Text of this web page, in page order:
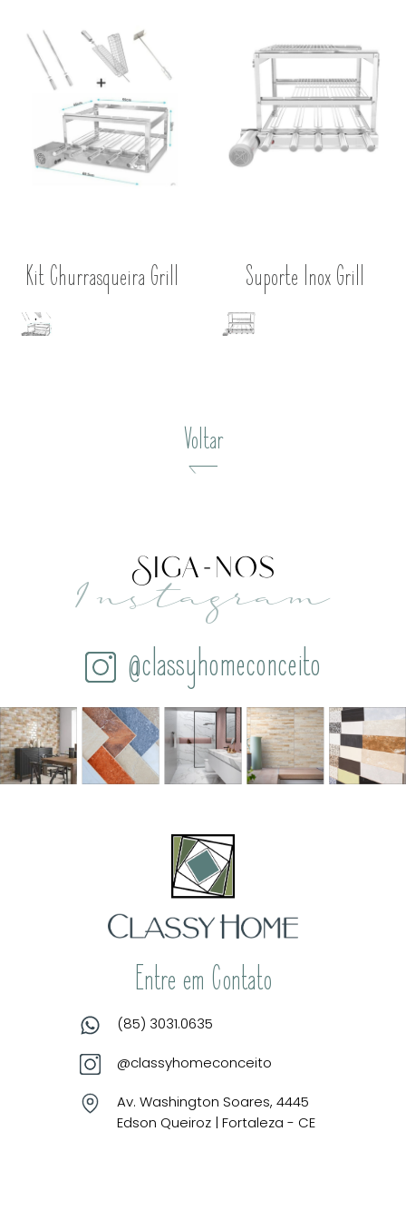
Quartzito
Retidicada
Kit Churrasqueira Grill Suporte Inox Grill
Voltar
Siga-nos
Instagram
@classyhomeconceito
Entre em Contato
(85) 3031.0635
@classyhomeconceito
Av. Washington Soares, 4445
Edson Queiroz | Fortaleza - CE